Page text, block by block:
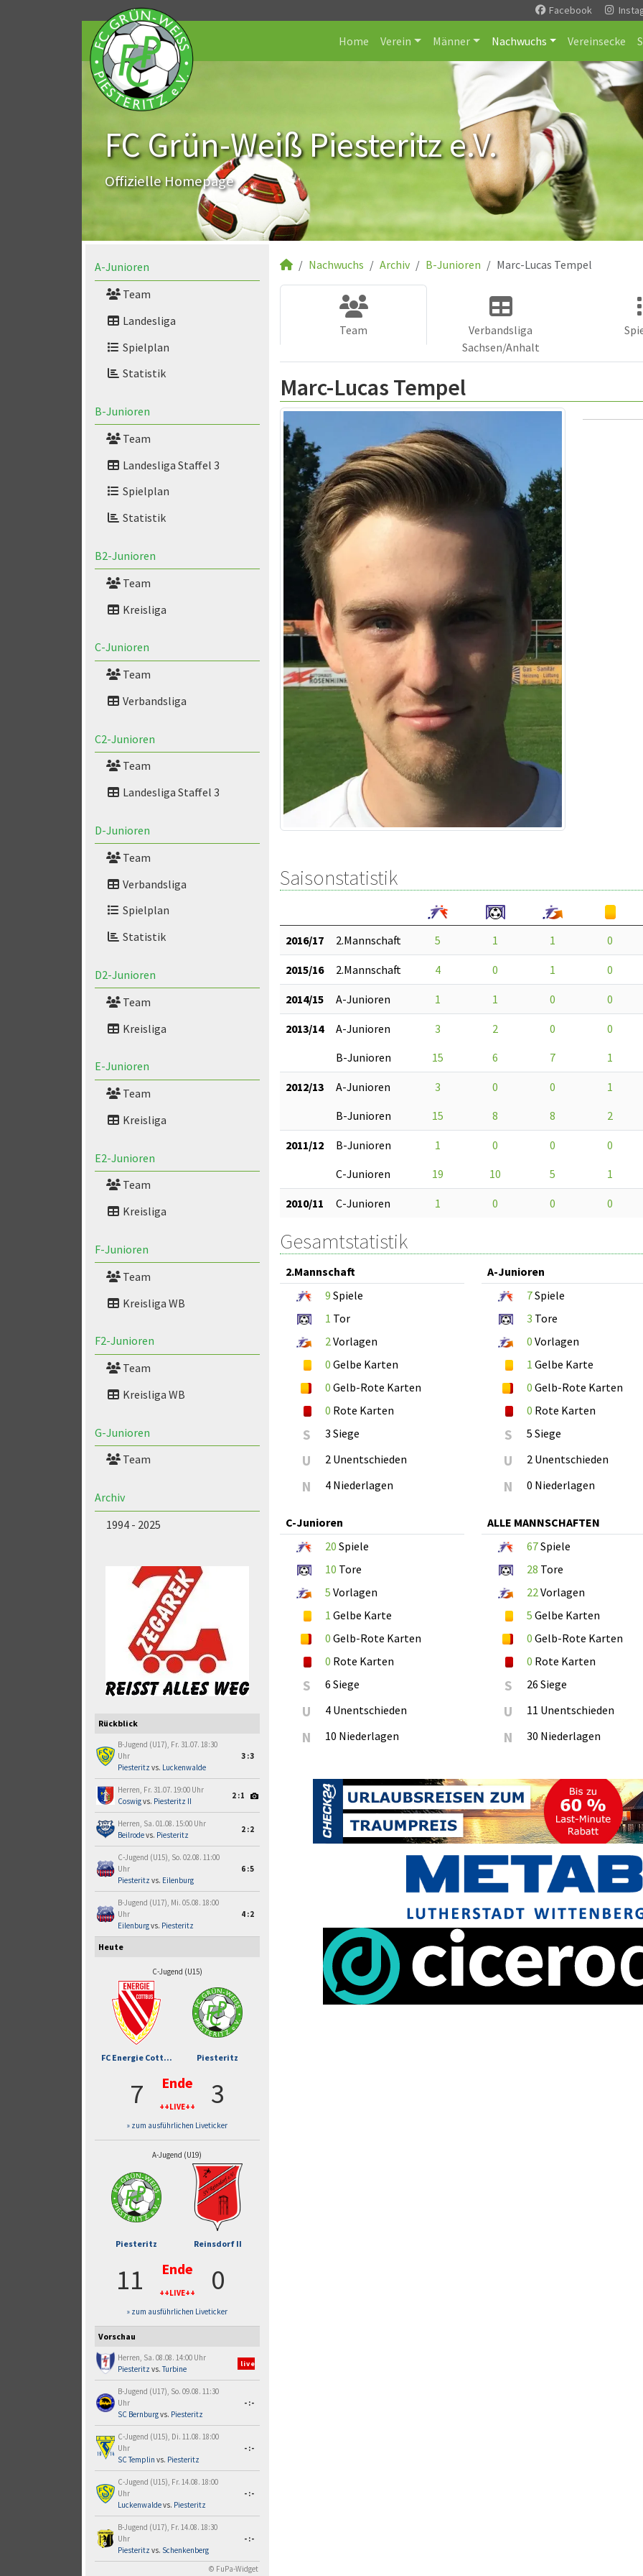
Facebook
Home Verein Männer Nachwuchs Vereinsecke
FC Grün-Weiß Piesteritz e.V.
Offizielle Homepage
A-Junioren
Team
Landesliga
Spielplan
Statistik
B-Junioren
Team
Landesliga Staffel 3
Spielplan
Statistik
B2-Junioren
Team
Kreisliga
C-Junioren
Team
Verbandsliga
C2-Junioren
Team
Landesliga Staffel 3
D-Junioren
Team
Verbandsliga
Spielplan
Statistik
D2-Junioren
Team
Kreisliga
E-Junioren
Team
Kreisliga
E2-Junioren
Team
Kreisliga
F-Junioren
Team
Kreisliga WB
F2-Junioren
Team
Kreisliga WB
G-Junioren
Team
Archiv
1994 - 2025
Rückblick
B-Jugend (U17), Fr. 31.07. 18:30
Uhr
Piesteritz vs. Luckenwalde
3:3
Herren, Fr. 31.07. 19:00 Uhr
Coswigvs. Piesteritz II
2:1
Herren, Sa. 01.08. 15:00 Uhr
Beilrodevs. Piesteritz
2:2
C-Jugend (U15), So. 02.08. 11:00
Uhr
Piesteritz vs. Eilenburg
6:5
B-Jugend (U17), Mi. 05.08. 18:00
Uhr
Eilenburgvs. Piesteritz
4:2
Heute
C-Jugend (U15)
FC Energie Cott... Piesteritz
7 Ende
++LIVE++ 3
» zum ausführlichen Liveticker
A-Jugend (U19)
Piesteritz Reinsdorf II
11 Ende
++LIVE++ 0
» zum ausführlichen Liveticker
Vorschau
Herren, Sa. 08.08. 14:00 Uhr
Piesteritz vs.Turbine
live
B-Jugend (U17), So. 09.08. 11:30
Uhr
SC Bernburgvs. Piesteritz
-:-
C-Jugend (U15), Di. 11.08. 18:00
Uhr
SC Templin vs. Piesteritz
-:-
C-Jugend (U15), Fr. 14.08. 18:00
Uhr
Luckenwaldevs. Piesteritz
-:-
B-Jugend (U17), Fr. 14.08. 18:30
Uhr
Piesteritz vs. Schenkenberg
-:-
© FuPa-Widget
Nachwuchs Archiv B-Junioren Marc-Lucas Tempel
Team
Verbandsliga
Sachsen/Anhalt
Marc-Lucas Tempel
Saisonstatistik
2016/17 2.Mannschaft 5 1 1 0
2015/16 2.Mannschaft 4 0 1 0
2014/15 A-Junioren 1 1 0 0
2013/14 A-Junioren 3 2 0 0
B-Junioren
15 6 7 1
2012/13 A-Junioren 3 0 0 1
B-Junioren
15 8 8 2
2011/12 B-Junioren 1 0 0 0
C-Junioren
19 10 5 1
2010/11 C-Junioren 1 0 0 0
Gesamtstatistik
2.Mannschaft
9 Spiele
1 Tor
2 Vorlagen
0 Gelbe Karten
0 Gelb-Rote Karten
0 Rote Karten
S 3 Siege
U 2 Unentschieden
N 4 Niederlagen
A-Junioren
7Spiele
3 Tore
0 Vorlagen
1 Gelbe Karte
0 Gelb-Rote Karten
0 Rote Karten
S 5 Siege
U 2 Unentschieden
N 0 Niederlagen
C-Junioren
20 Spiele
10 Tore
5 Vorlagen
1 Gelbe Karte
0 Gelb-Rote Karten
0 Rote Karten
S 6 Siege
U 4 Unentschieden
N 10 Niederlagen
ALLE MANNSCHAFTEN
67Spiele
28 Tore
22 Vorlagen
5 Gelbe Karten
0 Gelb-Rote Karten
0 Rote Karten
S 26 Siege
U 11 Unentschieden
N 30 Niederlagen